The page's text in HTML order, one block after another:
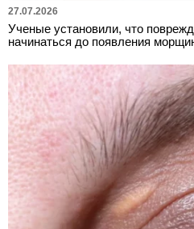
27.07.2026
Ученые установили, что
начинаться до появления